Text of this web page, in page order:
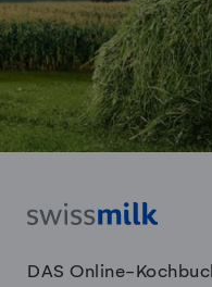
DAS Online-